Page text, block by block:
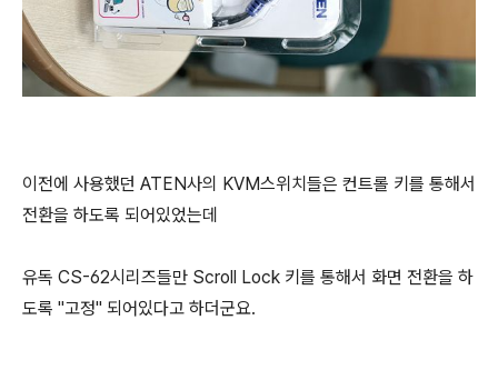
이전에 사용했던 ATEN사의 KVM스위치들은 컨트롤 키를 통해서
전환을 하도록 되어있었는데
유독 CS-62시리즈들만 Scroll Lock 키를 통해서 화면 전환을 하
도록 "고정" 되어있다고 하더군요.